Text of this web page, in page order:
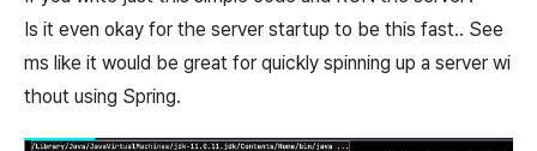
Is it even okay for the server startup to be this fast.. See
ms like it would be great for quickly spinning up a server wi
thout using Spring.